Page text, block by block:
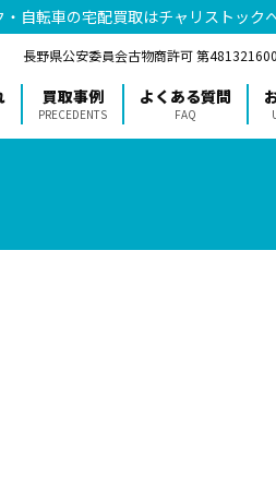
自転車の宅配買取はチャリストックへ
長野県公安委員会古物商許可 第
買取事例
PRECEDENTS
よくある質問
FAQ